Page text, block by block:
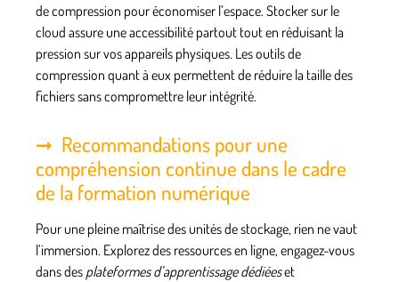
de compression pour économiser l’espace. Stocker sur le
cloud assure une accessibilité partout tout en réduisant la
pression sur vos appareils physiques. Les outils de
compression quant à eux permettent de réduire la taille des
fichiers sans compromettre leur intégrité.
Recommandations pour une
compréhension continue dans le cadre
de la formation numérique
Pour une pleine maîtrise des unités de stockage, rien ne vaut
l’immersion. Explorez des ressources en ligne, engagez-vous
dans des plateformes d’apprentissage dédiéeset